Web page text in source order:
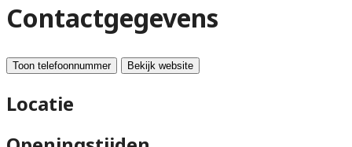
Contactgegevens
Toon telefoonnummer Bekijk website
Locatie